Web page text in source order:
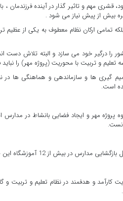
قشری مهم و تاثیر گذار در آینده فرزندمان
بیش از پیش نیاز می شود .
تمامی ارکان نظام معطوف به یکی از عظیم
درگیر خود می سازد و البته تلاش دست
تعلیم و تربیت با محوریت (پروژه مهر) را
گیری ها و سازماندهی و هماهنگی ها در
است.
پروژه مهر و ایجاد فضایی بانشاط در مدارس
آموزشگاه این جزیره فراهم شده است.
و هدفمند در نظام تعلیم و تربیت و